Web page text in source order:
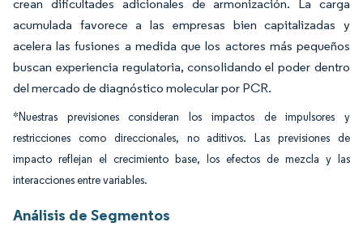
crean dificultades adicionales de armonización. La carga
acumulada favorece a las empresas bien capitalizadas y
acelera las fusiones a medida que los actores más pequeños
buscan experiencia regulatoria, consolidando el poder dentro
del mercado de diagnóstico molecular por PCR.
*Nuestras previsiones consideran los impactos de impulsores y
restricciones como direccionales, no aditivos. Las previsiones de
impacto reflejan el crecimiento base, los efectos de mezcla y las
interacciones entre variables.
Análisis de Segmentos